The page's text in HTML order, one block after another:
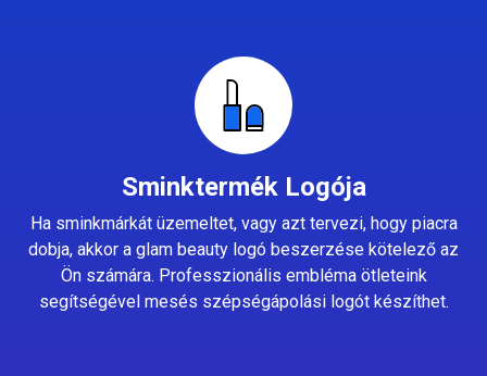
Sminktermék Logója
Ha sminkmárkát üzemeltet, vagy azt tervezi, hogy piacra
dobja, akkor a glam beauty logó beszerzése kötelező az
Ön számára. Professzionális embléma ötleteink
segítségével mesés szépségápolási logót készíthet.